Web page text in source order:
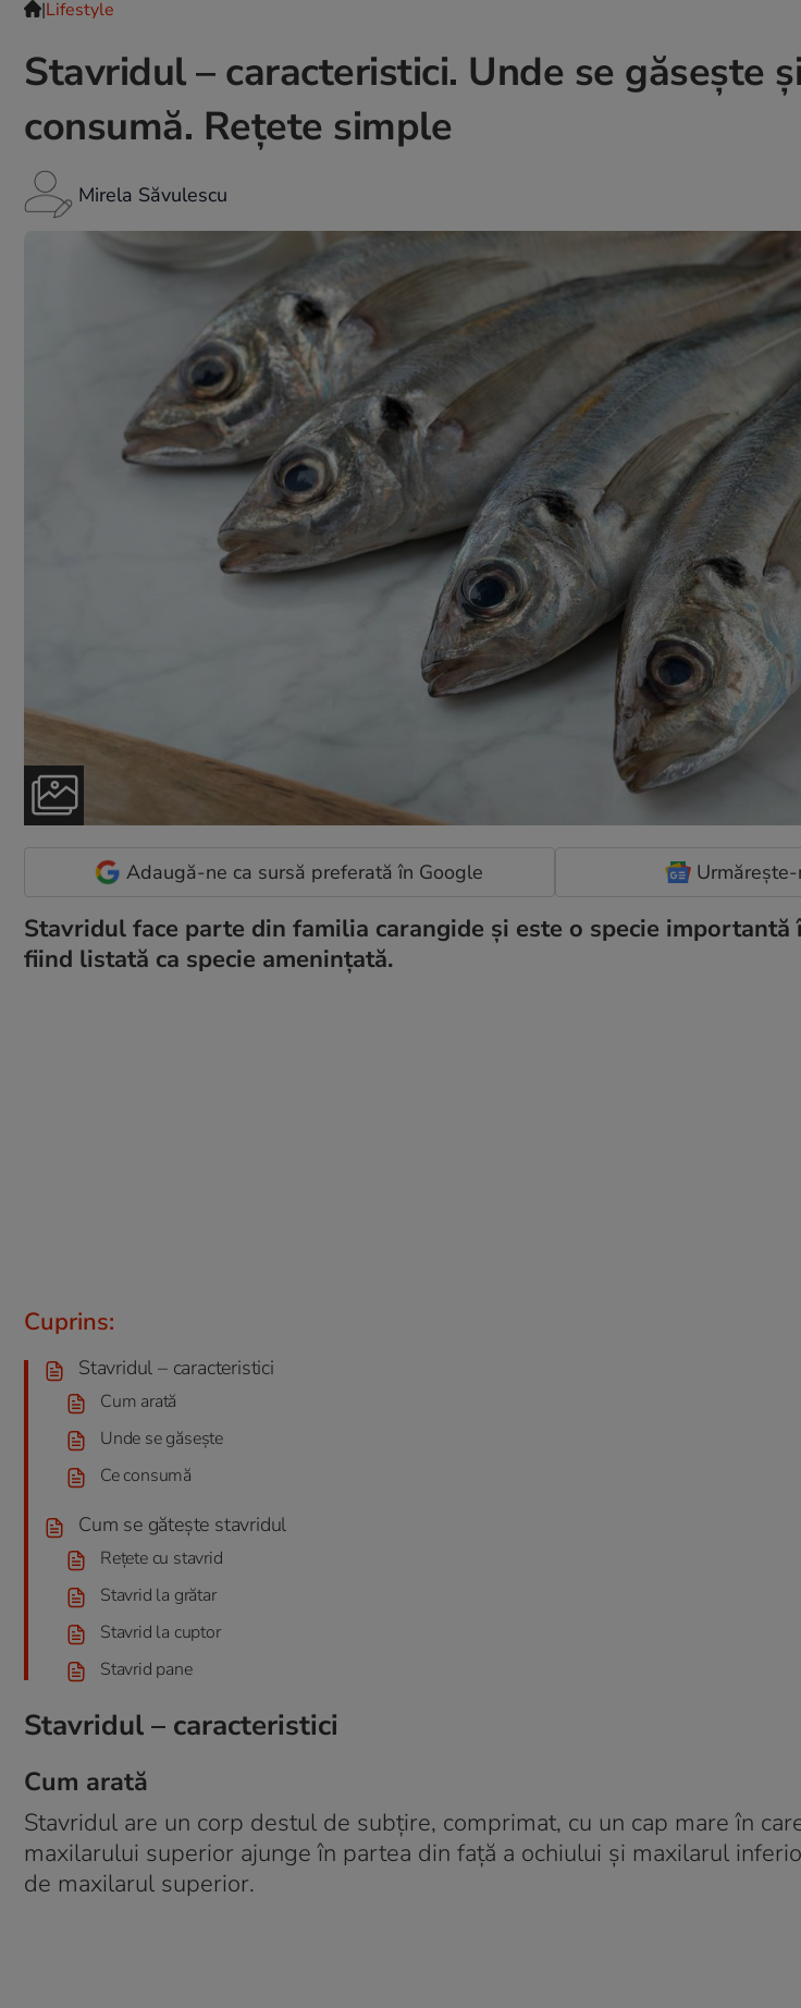
|Lifestyle
Stavridul – caracteristici. Unde se găsește
consumă. Rețete simple
Mirela Săvulescu
Adaugă-ne ca sursă preferată în Google
Stavridul face parte din familia carangide și este o specie importantă
fiind listată ca specie amenințată.
Cuprins:
Stavridul – caracteristici
Cum arată
Unde se găsește
Ce consumă
Cum se gătește stavridul
Rețete cu stavrid
Stavrid la grătar
Stavrid la cuptor
Stavrid pane
Stavridul – caracteristici
Cum arată
Stavridul are un corp destul de subțire, comprimat, cu un cap mare în
maxilarului superior ajunge în partea din față a ochiului și maxilarul
de maxilarul superior.